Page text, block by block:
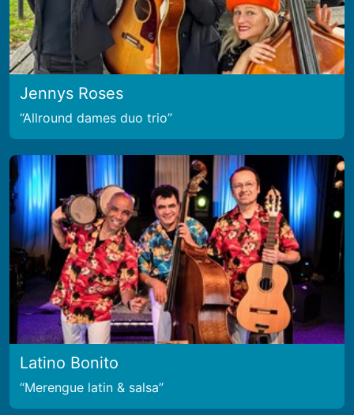
Jennys Roses
Allround dames duo trio
Latino Bonito
Merengue latin & salsa